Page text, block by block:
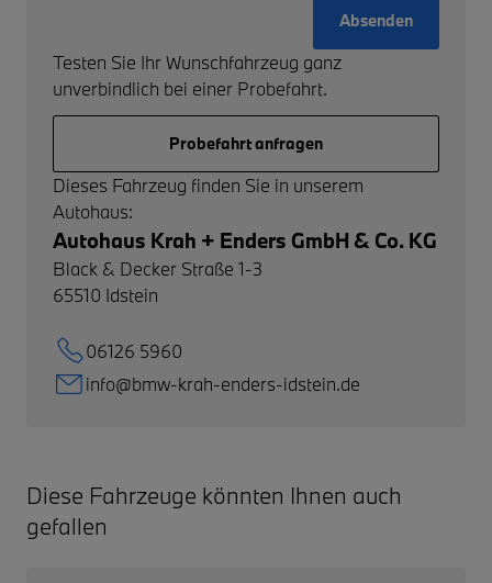
Absenden
Testen Sie Ihr Wunschfahrzeug ganz
unverbindlich bei einer Probefahrt.
Probefahrt anfragen
Dieses Fahrzeug finden Sie in unserem
Autohaus:
Autohaus Krah + Enders GmbH & Co. KG
Black & Decker Straße 1-3
65510 Idstein
06126 5960
info@bmw-krah-enders-idstein.de
Diese Fahrzeuge könnten Ihnen auch
gefallen